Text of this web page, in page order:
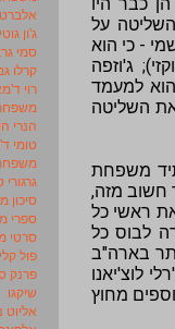
השליטה על
- כי הוא
ג'וזפה
למעמד
השליטה
משפחת
חשוב מזה,
ראשי כל
לבוס כל
בארה"ב
לוצ'יאנו
מחוץ
ג'ון גוטי
סמי
קרלו
רוי
הנרי
טומי
סיכון
ספרי
סרטי
פול קלי
פרנק
שיקגו
אליוט